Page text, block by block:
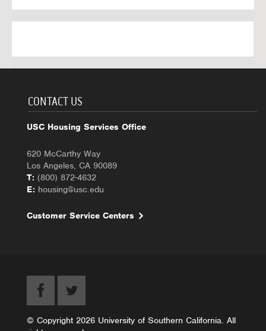
CONTACT US
USC Housing Services Office
620 McCarthy Way
Los Angeles, CA 90089
T: (800) 872-4632
E: housing@usc.edu
Customer Service Centers
© Copyright 2026 University of Southern California. All